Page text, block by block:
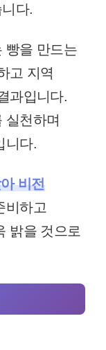
다.
빵을 만드는
고 지역
과입니다.
실천하며
니다.
비전
비하고
밝을 것으로